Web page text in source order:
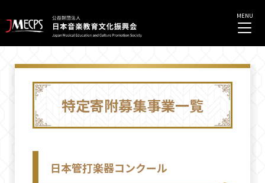
特定寄附募集事業一覧
日本管打楽器コンクール